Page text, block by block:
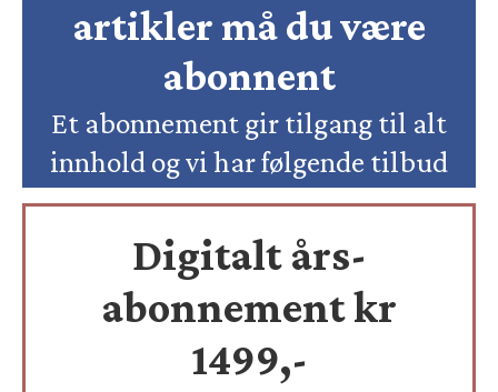
artikler må du være
abonnent
Et abonnement gir tilgang til alt
innhold og vi har følgende tilbud
Digitalt års-
abonnement kr
1499,-